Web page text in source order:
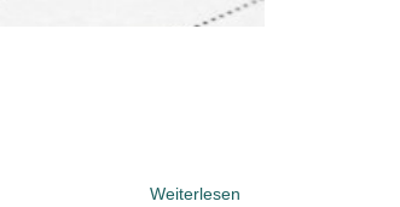
Weiterlesen